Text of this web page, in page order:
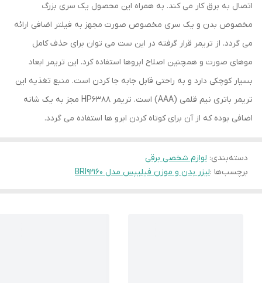
اتصال به برق کار می کند. به همراه این محصول یک سری بزرگ
مخصوص بدن و یک سری مخصوص صورت مجهز به فیلتر اضافی ارائه
می گردد. از تریمر قرار گرفته در این ست می توان برای حذف کامل
موهای صورت و همچنین اصلاح ابروها استفاده کرد. این تریمر ابعاد
بسیار کوچکی دارد و به راحتی قابل جابه جا کردن است. منبع تغذیه این
تریمر باتری نیم قلمی (AAA) است. تریمر HP6388 مجز به یک شانه
اضافی بوده که از آن برای کوتاه کردن ابرو ها استفاده می گردد.
دسته‌بندی: لوازم شخصی برقی
برچسب‌ها :لیزر بدن و موزن فیلیپس مدل BRI92160